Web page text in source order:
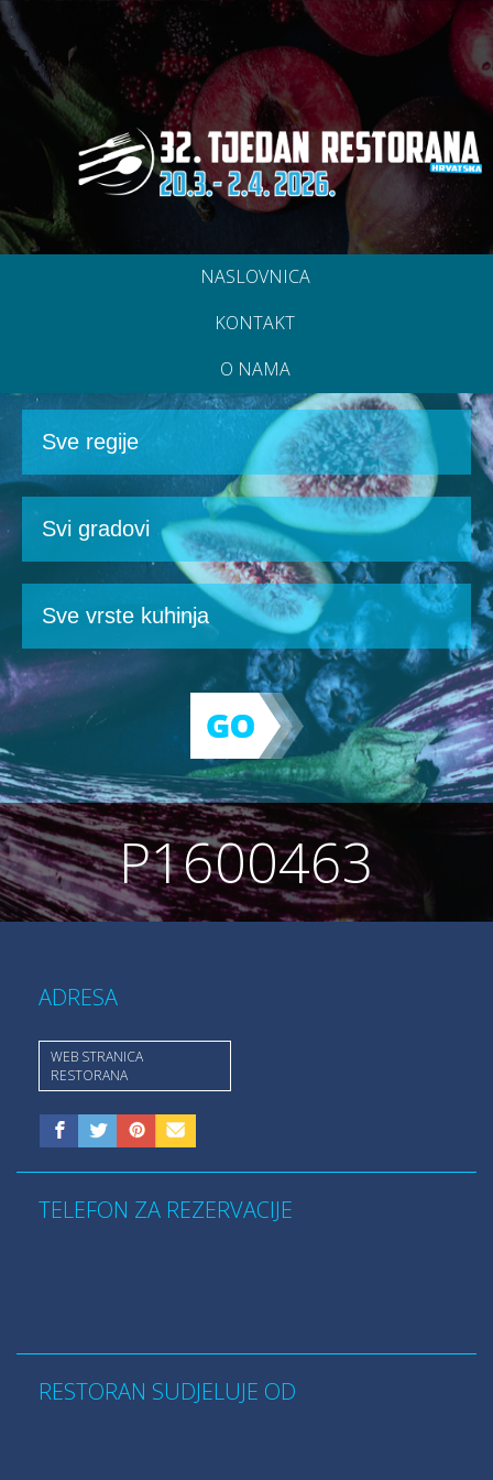
NASLOVNICA
KONTAKT
O NAMA
P1600463
ADRESA
WEB STRANICA
RESTORANA
TELEFON ZA REZERVACIJE
RESTORAN SUDJELUJE OD